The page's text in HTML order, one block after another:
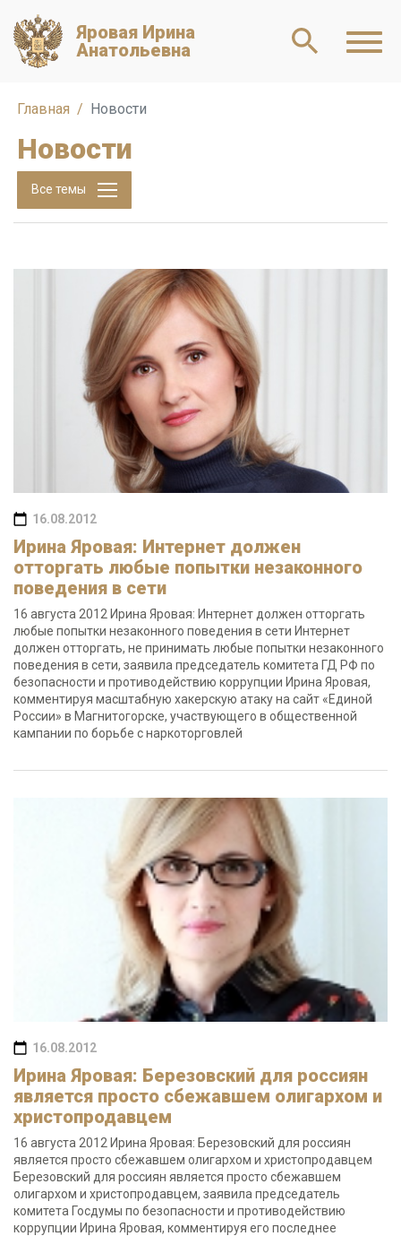
Яровая Ирина
Анатольевна
Главная Новости
Новости
Все темы
16.08.2012
Ирина Яровая: Интернет должен
отторгать любые попытки незаконного
поведения в сети
16 августа 2012 Ирина Яровая: Интернет должен отторгать
любые попытки незаконного поведения в сети Интернет
должен отторгать, не принимать любые попытки незаконного
поведения в сети, заявила председатель комитета ГД РФ по
безопасности и противодействию коррупции Ирина Яровая,
комментируя масштабную хакерскую атаку на сайт «Единой
России» в Магнитогорске, участвующего в общественной
кампании по борьбе с наркоторговлей
16.08.2012
Ирина Яровая: Березовский для россиян
является просто сбежавшем олигархом и
христопродавцем
16 августа 2012 Ирина Яровая: Березовский для россиян
является просто сбежавшем олигархом и христопродавцем
Березовский для россиян является просто сбежавшем
олигархом и христопродавцем, заявила председатель
комитета Госдумы по безопасности и противодействию
коррупции Ирина Яровая, комментируя его последнее